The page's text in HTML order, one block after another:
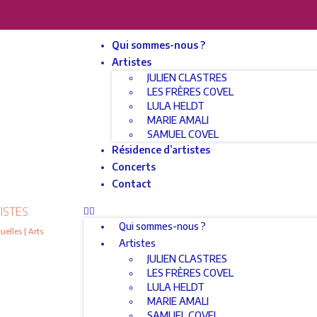
| Arts
Qui sommes-nous ?
Artistes
JULIEN CLASTRES
LES FRÈRES COVEL
LULA HELDT
MARIE AMALI
SAMUEL COVEL
Résidence d’artistes
Concerts
Contact
Qui sommes-nous ?
Artistes
JULIEN CLASTRES
LES FRÈRES COVEL
LULA HELDT
MARIE AMALI